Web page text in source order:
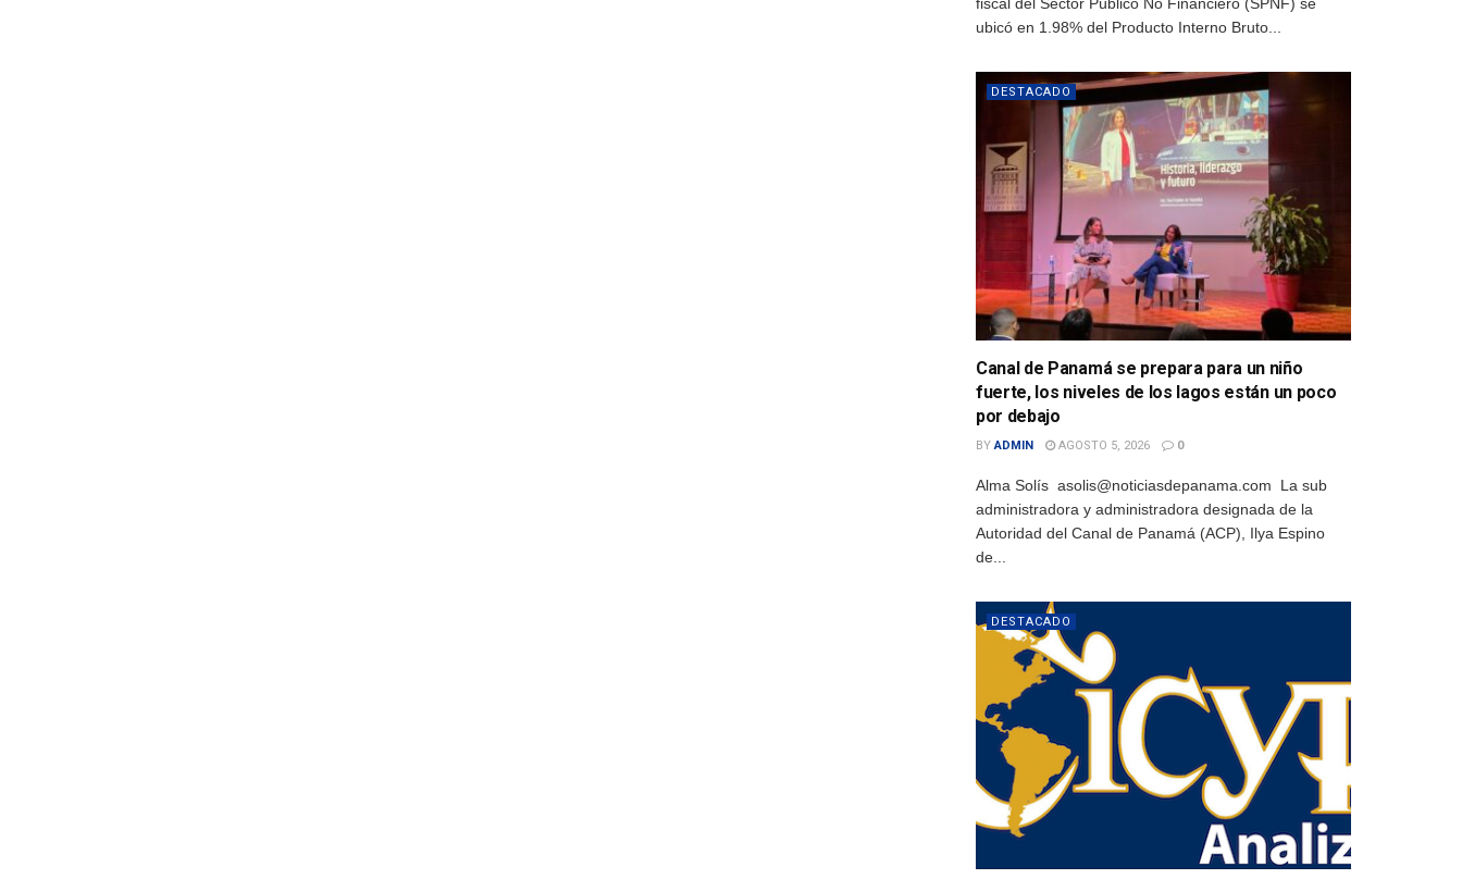
ubicó en 1.98% del Producto Interno Bruto...
DESTACADO
Canal de Panamá se prepara para un niño
fuerte, los niveles de los lagos están un poco
por debajo
BY ADMIN AGOSTO 5, 2026 0
Alma Solís asolis@noticiasdepanama.com La sub
administradora y administradora designada de la
Autoridad del Canal de Panamá (ACP), Ilya Espino
de...
DESTACADO